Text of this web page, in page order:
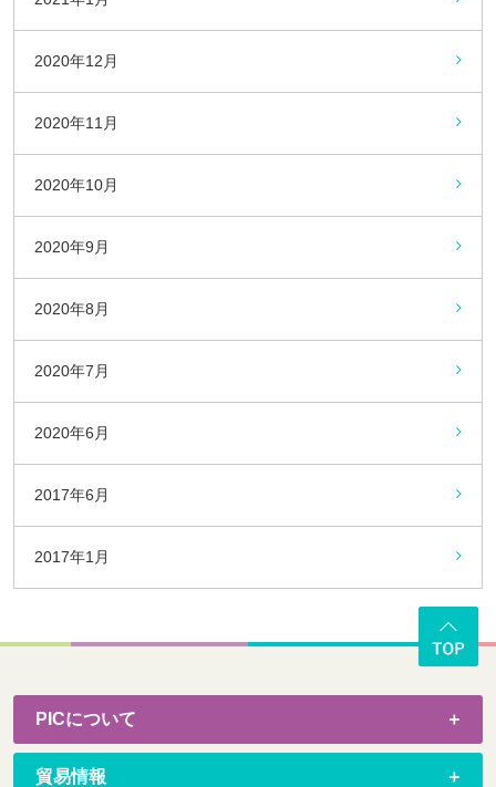
2020年12月
2020年11月
2020年10月
2020年9月
2020年8月
2020年7月
2020年6月
2017年6月
2017年1月
PICについて
貿易情報